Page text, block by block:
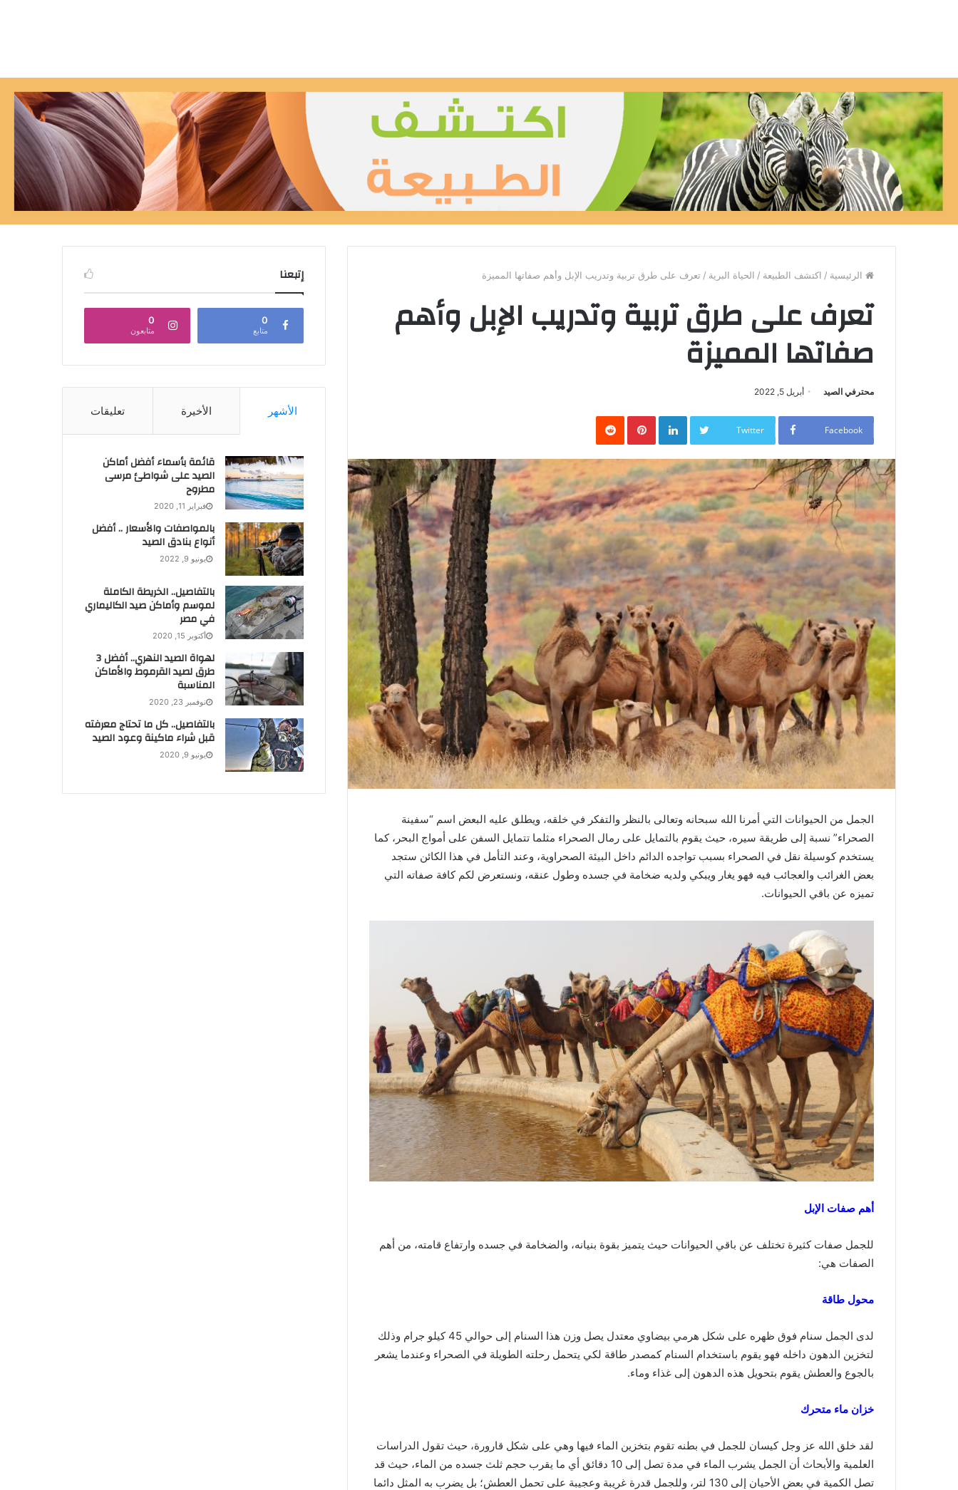
الرئيسية / اكتشف الطبيعة / الحياة البرية / تعرف على طرق تربية وتدريب الإبل وأهم صفاتها المميزة
تعرف على طرق تربية وتدريب الإبل وأهم
صفاتها المميزة
محترفي الصيد أبريل 5, 2022
Facebook
Twitter
LinkedIn
Pinterest
‏Reddit
الجمل من الحيوانات التي أمرنا الله سبحانه وتعالى بالنظر والتفكر في خلقه، ويطلق عليه البعض اسم “سفينة
الصحراء” نسبة إلى طريقة سيره، حيث يقوم بالتمايل على رمال الصحراء مثلما تتمايل السفن على أمواج البحر، كما
يستخدم كوسيلة نقل في الصحراء بسبب تواجده الدائم داخل البيئة الصحراوية، وعند التأمل في هذا الكائن ستجد
بعض الغرائب والعجائب فيه فهو يغار ويبكي ولديه ضخامة في جسده وطول عنقه، ونستعرض لكم كافة صفاته التي
تميزه عن باقي الحيوانات.
أهم صفات الإبل
للجمل صفات كثيرة تختلف عن باقي الحيوانات حيث يتميز بقوة بنيانه، والضخامة في جسده وارتفاع قامته، من أهم
الصفات هي:
محول طاقة
لدى الجمل سنام فوق ظهره على شكل هرمي بيضاوي معتدل يصل وزن هذا السنام إلى حوالي 45 كيلو جرام وذلك
لتخزين الدهون داخله فهو يقوم باستخدام السنام كمصدر طاقة لكي يتحمل رحلته الطويلة في الصحراء وعندما يشعر
بالجوع والعطش يقوم بتحويل هذه الدهون إلى غذاء وماء.
خزان ماء متحرك
لقد خلق الله عز وجل كيسان للجمل في بطنه تقوم بتخزين الماء فيها وهي على شكل قارورة، حيث تقول الدراسات
العلمية والأبحاث أن الجمل يشرب الماء في مدة تصل إلى 10 دقائق أي ما يقرب حجم ثلث جسده من الماء، حيث قد
تصل الكمية في بعض الأحيان إلى 130 لتر، وللجمل قدرة غريبة وعجيبة على تحمل العطش؛ بل يضرب به المثل دائما
إتبعنا
0
متابع
0
متابعون
الأشهر الأخيرة تعليقات
قائمة بأسماء أفضل أماكن
الصيد على شواطئ مرسى
مطروح
فبراير 11, 2020
بالمواصفات والأسعار .. أفضل
أنواع بنادق الصيد
يونيو 9, 2022
بالتفاصيل.. الخريطة الكاملة
لموسم وأماكن صيد الكاليماري
في مصر
أكتوبر 15, 2020
لهواة الصيد النهري.. أفضل 3
طرق لصيد القرموط والأماكن
المناسبة
نوفمبر 23, 2020
بالتفاصيل.. كل ما تحتاج معرفته
قبل شراء ماكينة وعود الصيد
يونيو 9, 2020